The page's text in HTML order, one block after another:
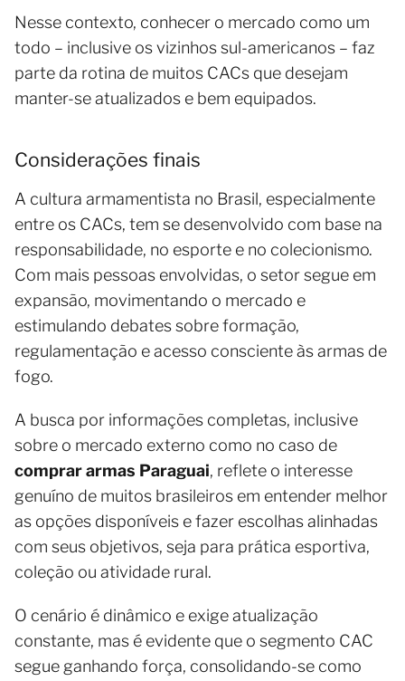
Nesse contexto, conhecer o mercado como um
todo – inclusive os vizinhos sul-americanos – faz
parte da rotina de muitos CACs que desejam
manter-se atualizados e bem equipados.
Considerações finais
A cultura armamentista no Brasil, especialmente
entre os CACs, tem se desenvolvido com base na
responsabilidade, no esporte e no colecionismo.
Com mais pessoas envolvidas, o setor segue em
expansão, movimentando o mercado e
estimulando debates sobre formação,
regulamentação e acesso consciente às armas de
fogo.
A busca por informações completas, inclusive
sobre o mercado externo como no caso de
comprar armas Paraguai, reflete o interesse
genuíno de muitos brasileiros em entender melhor
as opções disponíveis e fazer escolhas alinhadas
com seus objetivos, seja para prática esportiva,
coleção ou atividade rural.
O cenário é dinâmico e exige atualização
constante, mas é evidente que o segmento CAC
segue ganhando força, consolidando-se como